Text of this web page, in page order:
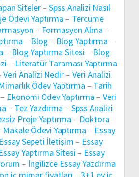
Siteler– Spss Analizi Nasıl
Ödevi Yaptırma – Tercüme
– Formasyon Alma –
– Blog – Blog Yaptırma –
– Blog Yaptırma Sitesi – Blog
– Literatür Taraması Yaptırma
Veri Analizi Nedir– Veri Analizi
Mimarlık Ödev Yaptırma – Tarih
– Ekonomi Ödev Yaptırma – Veri
– Tez Yazdırma – Spss Analizi
Proje Yaptırma – Doktora
Makale Ödevi Yaptırma – Essay
Essay Sepeti İletişim – Essay
Essay Yaptırma Sitesi – Essay
– İngilizce Essay Yazdırma
iç mimar fiyatları – 3+1 ev iç